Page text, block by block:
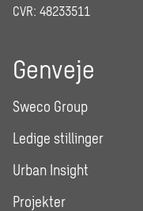
CVR: 48233511
Genveje
Sweco Group
Ledige stillinger
Urban Insight
Projekter